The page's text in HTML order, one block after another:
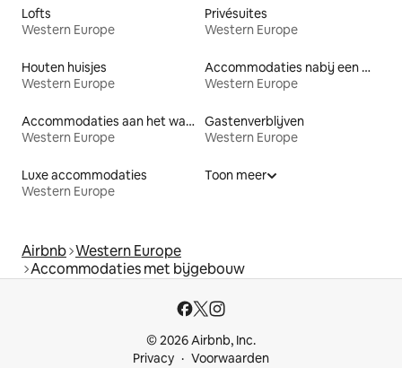
Lofts
Western Europe
Privésuites
Western Europe
Houten huisjes
Western Europe
Accommodaties nabij een meer
Western Europe
Accommodaties aan het water
Western Europe
Gastenverblijven
Western Europe
Luxe accommodaties
Western Europe
Toon meer
Airbnb Western Europe
Accommodaties met bijgebouw
© 2026 Airbnb, Inc.
Privacy
Voorwaarden